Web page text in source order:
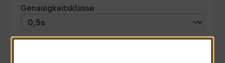
Genauigkeitsklasse